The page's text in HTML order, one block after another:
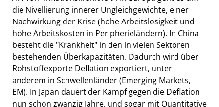
die Nivellierung innerer Ungleichgewichte, einer
Nachwirkung der Krise (hohe Arbeitslosigkeit und
hohe Arbeitskosten in Peripherieländern). In China
besteht die "Krankheit" in den in vielen Sektoren
bestehenden Überkapazitäten. Dadurch wird über
Rohstoffexporte Deflation exportiert, unter
anderem in Schwellenländer (Emerging Markets,
EM). In Japan dauert der Kampf gegen die Deflation
nun schon zwanzig Jahre, und sogar mit Quantitative